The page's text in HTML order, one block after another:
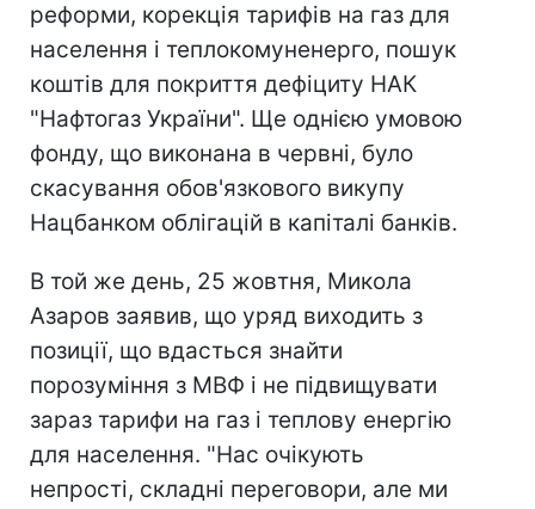
реформи, корекція тарифів на газ для
населення і теплокомуненерго, пошук
коштів для покриття дефіциту НАК
"Нафтогаз України". Ще однією умовою
фонду, що виконана в червні, було
скасування обов'язкового викупу
Нацбанком облігацій в капіталі банків.
В той же день, 25 жовтня, Микола
Азаров заявив, що уряд виходить з
позиції, що вдасться знайти
порозуміння з МВФ і не підвищувати
зараз тарифи на газ і теплову енергію
для населення. "Нас очікують
непрості, складні переговори, але ми